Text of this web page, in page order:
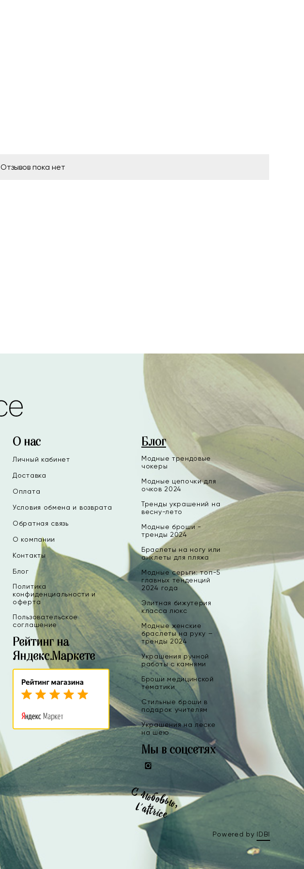
Отзывов пока нет
О нас
Личный кабинет
Доставка
Оплата
Условия обмена и возврата
Обратная связь
О компании
Контакты
Блог
Политика
конфиденциальности и
оферта
Пользовательское
соглашение
Рейтинг на
Яндекс.Маркете
Блог
Модные трендовые
чокеры
Модные цепочки для
очков 2024
Тренды украшений на
весну-лето
Модные броши -
тренды 2024
Браслеты на ногу или
анклеты для пляжа
Модные серьги: топ-5
главных тенденций
2024 года
Элитная бижутерия
класса люкс
Модные женские
браслеты на руку –
тренды 2024
Украшения ручной
работы с камнями
Броши медицинской
тематики
Стильные броши в
подарок учителям
Украшения на леске
на шею
Мы в соцсетях
Instagram
Powered by IDBI